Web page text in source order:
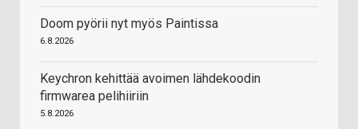
Doom pyörii nyt myös Paintissa
6.8.2026
Keychron kehittää avoimen lähdekoodin
firmwarea pelihiiriin
5.8.2026